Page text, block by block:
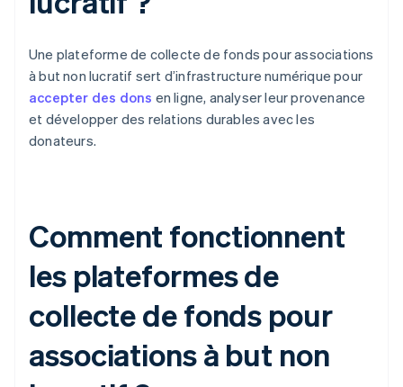
Une plateforme de collecte de fonds pour associations
à but non lucratif sert d’infrastructure numérique pour
accepter des dons en ligne, analyser leur provenance
et développer des relations durables avec les
donateurs.
Comment fonctionnent
les plateformes de
collecte de fonds pour
associations à but non